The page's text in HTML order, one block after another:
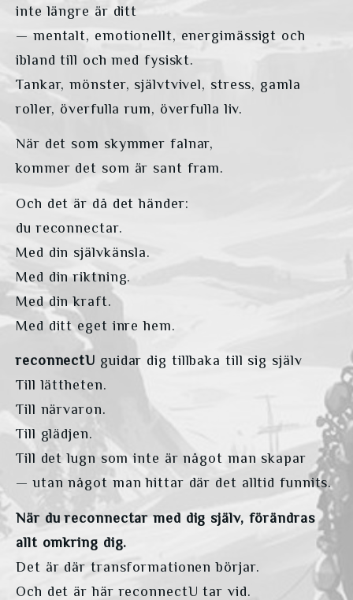
inte längre är ditt
— mentalt, emotionellt, energimässigt och
ibland till och med fysiskt.
Tankar, mönster, självtvivel, stress, gamla
roller, överfulla rum, överfulla liv.
När det som skymmer falnar,
kommer det som är sant fram.
Och det är då det händer:
du reconnectar.
Med din självkänsla.
Med din riktning.
Med din kraft.
Med ditt eget inre hem.
reconnectU guidar dig tillbaka till sig själv
Till lättheten.
Till närvaron.
Till glädjen.
Till det lugn som inte är något man skapar
— utan något man hittar där det alltid funnits.
När du reconnectar med dig själv, förändras
allt omkring dig.
Det är där transformationen börjar.
Och det är här reconnectU tar vid.